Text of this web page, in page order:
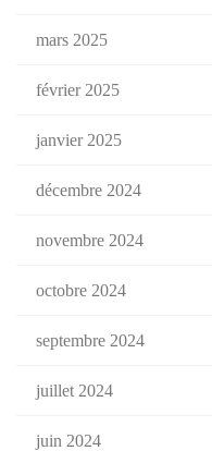
mars 2025
février 2025
janvier 2025
décembre 2024
novembre 2024
octobre 2024
septembre 2024
juillet 2024
juin 2024